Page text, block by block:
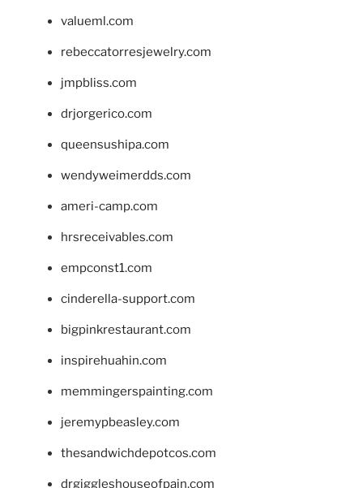
valueml.com
rebeccatorresjewelry.com
jmpbliss.com
drjorgerico.com
queensushipa.com
wendyweimerdds.com
ameri-camp.com
hrsreceivables.com
empconst1.com
cinderella-support.com
bigpinkrestaurant.com
inspirehuahin.com
memmingerspainting.com
jeremypbeasley.com
thesandwichdepotcos.com
drgiggleshouseofpain.com